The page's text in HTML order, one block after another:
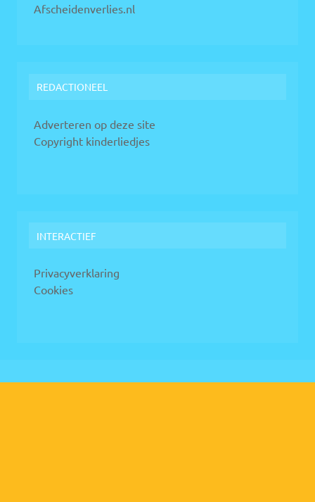
Afscheidenverlies.nl
REDACTIONEEL
Adverteren op deze site
Copyright kinderliedjes
INTERACTIEF
Privacyverklaring
Cookies